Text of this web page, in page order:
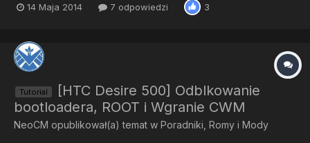
życzenie użytkownika:-) Jeżeli chcesz aktualizować firmware
14 Maja 2014 7 odpowiedzi 3
Tutorial
[HTC Desire 500] Odblkowanie
bootloadera, ROOT i Wgranie CWM
NeoCM opublikował(a) temat w Poradniki, Romy i Mody